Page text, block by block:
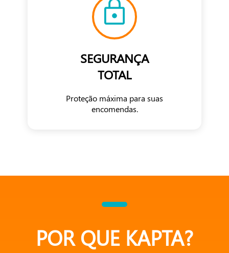
SEGURANÇA
TOTAL
Proteção máxima para suas
encomendas.
POR QUE KAPTA?